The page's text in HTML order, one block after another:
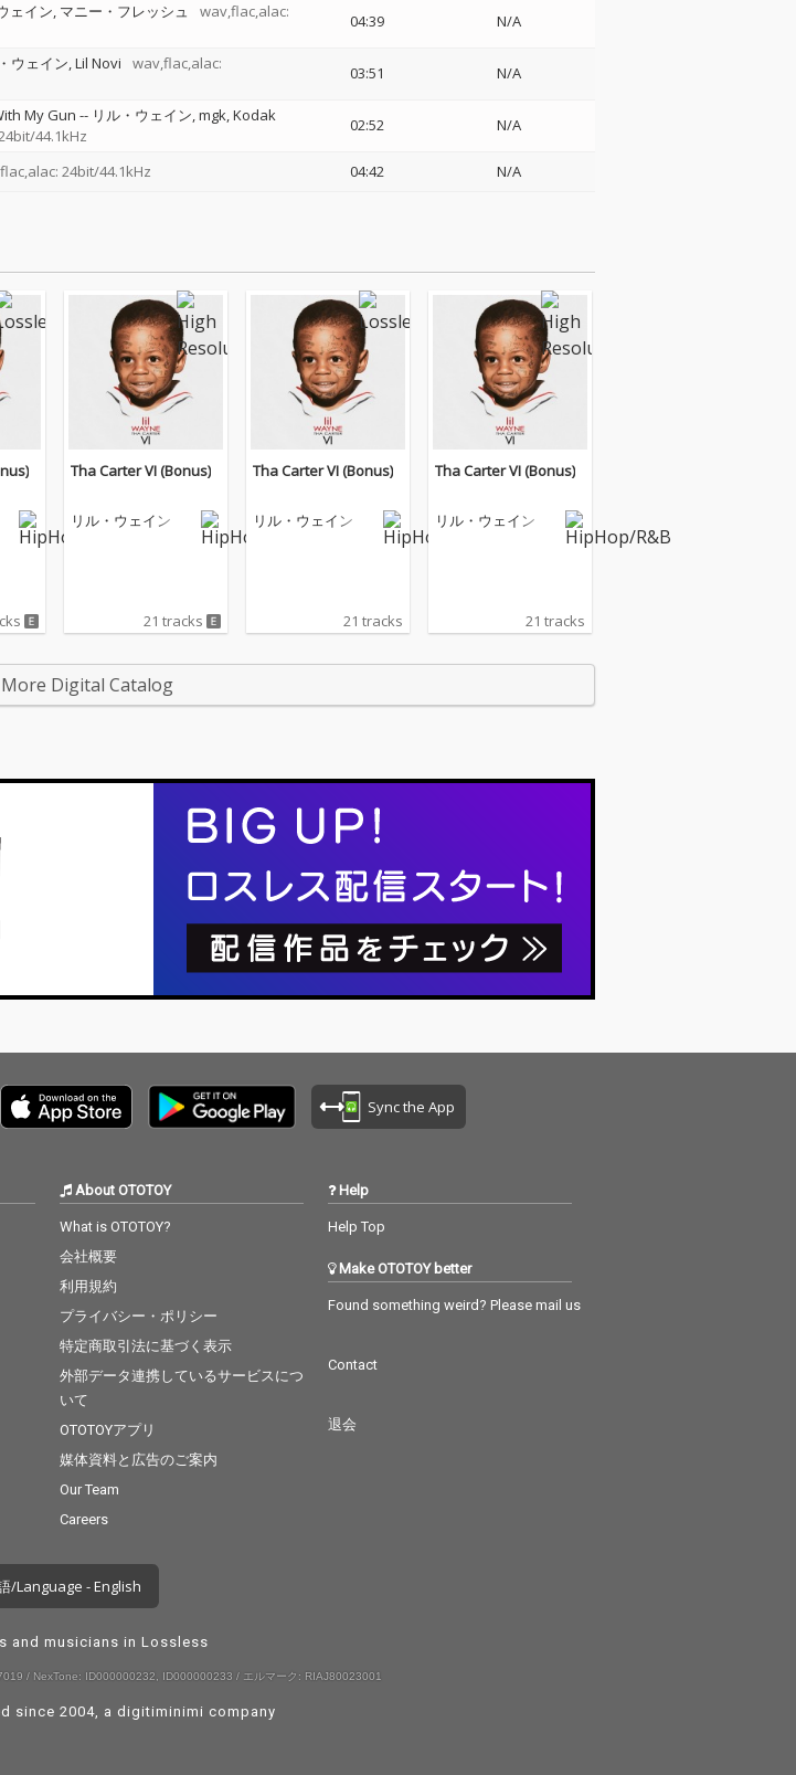
ェイン マニー・フレッシュ
wav,flac,alac:
04:39 N/A
ウェイン Lil Novi
wav,flac,alac:
03:51 N/A
My Gun -- リル・ウェイン mgk Kodak
44.1kHz
02:52 N/A
24bit/44.1kHz 04:42 N/A
Tha Carter VI (Bonus)
リル・ウェイン
21 tracks
Tha Carter VI (Bonus)
リル・ウェイン
21 tracks
Tha Carter VI (Bonus)
リル・ウェイン
21 tracks
Digital Catalog
Sync the App
About OTOTOY
What is OTOTOY?
会社概要
利用規約
プライバシー・ポリシー
特定商取引法に基づく表示
外部データ連携しているサービスにつ
いて
OTOTOYアプリ
媒体資料と広告のご案内
Our Team
Careers
Help
Help Top
Make OTOTOY better
Found something weird? Please mail us
Contact
退会
/Language - English
and musicians in Lossless
/ NexTone: ID000000232, ID000000233 / エルマーク: RIAJ80023001
since 2004, a digitiminimi company